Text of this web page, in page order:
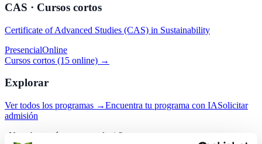
CAS · Cursos cortos
Certificate of Advanced Studies (CAS) in Sustainability
PresencialOnline
Cursos cortos (15 online) →
Explorar
Ver todos los programas →Encuentra tu programa con IASolicitar
admisión
¿No sabes qué programa elegir?